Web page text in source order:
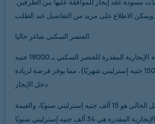
العنصر السكني شاغر حاليا.
تم اقتراح القيمة الإيجارية المقدرة للعنصر السكني بـ 18000 جنيه
إسترليني سنويًا (1500 جنيه إسترليني شهريًا)، مما يوفر فرصة لزيادة
دخل الإيجار.
وبالتالي، فإن الدخل الحالي هو 15 ألف جنيه إسترليني سنويًا، والقيمة